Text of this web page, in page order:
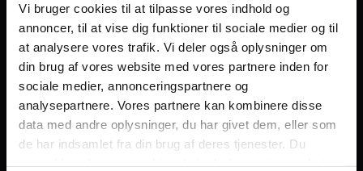
Vi bruger cookies til at tilpasse vores indhold og
annoncer, til at vise dig funktioner til sociale medier og til
at analysere vores trafik. Vi deler også oplysninger om
din brug af vores website med vores partnere inden for
sociale medier, annonceringspartnere og
analysepartnere. Vores partnere kan kombinere disse
data med andre oplysninger, du har givet dem, eller som
de har indsamlet fra din brug af deres tjenester. Du
Pårørende
Find støtte
Om os
Persondatapolitik
Fagområde